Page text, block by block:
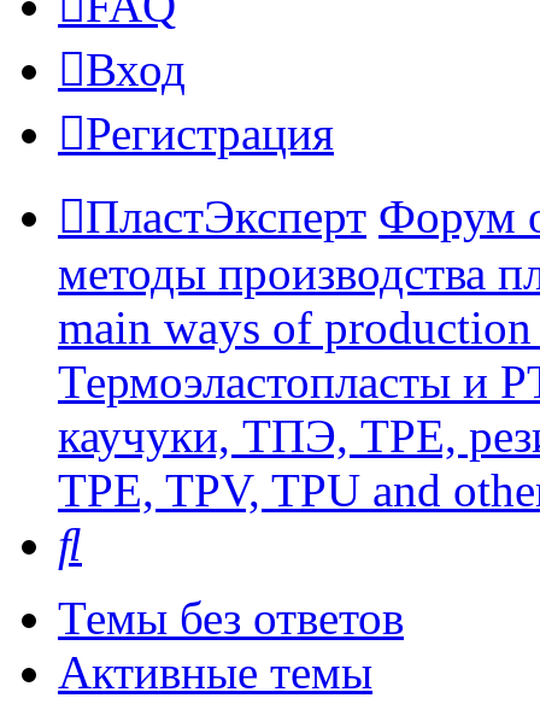
Вход
Регистрация
ПластЭксперт Форум
методы производства
main ways of
Термоэластопласты и
каучуки, ТПЭ, TPE,
TPE, TPV, TPU and
Темы без ответов
Активные темы